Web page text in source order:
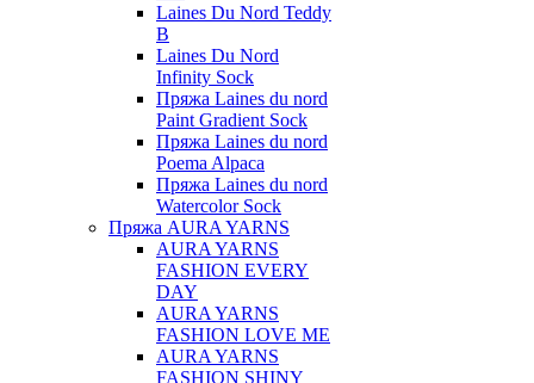
Laines Du Nord Teddy
B
Laines Du Nord
Infinity Sock
Пряжа Laines du nord
Paint Gradient Sock
Пряжа Laines du nord
Poema Alpaca
Пряжа Laines du nord
Watercolor Sock
Пряжа AURA YARNS
AURA YARNS
FASHION EVERY
DAY
AURA YARNS
FASHION LOVE ME
AURA YARNS
FASHION SHINY